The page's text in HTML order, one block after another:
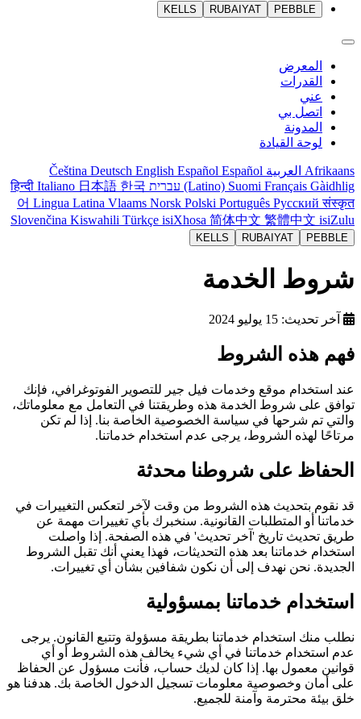
PEBBLE
RUBAIYAT
KELLS
المعرض
القدرات
عني
اتصل بي
المدونة
لوحة القيادة
Afrikaans العربية Čeština Deutsch English Español Español
(Latino) Suomi Français Gàidhlig עברית हिन्दी Italiano 日本語 한국
어 Lingua Latina Vlaams Norsk Polski Português Русскийसंस्कृत
Slovenčina Kiswahili Türkçe isiXhosa 简体中文 繁體中文 isiZulu
PEBBLE
RUBAIYAT
KELLS
شروط الخدمة
آخر تحديث: 15 يوليو 2024
فهم هذه الشروط
عند استخدام موقع وخدمات فيل جير للتصوير الفوتوغرافي، فإنك
توافق على شروط الخدمة هذه وطريقتنا في التعامل مع معلوماتك،
والتي تم شرحها في سياسة الخصوصية الخاصة بنا. إذا لم تكن
مرتاحًا لهذه الشروط، يرجى عدم استخدام خدماتنا.
الحفاظ على شروطنا محدثة
قد نقوم بتحديث هذه الشروط من وقت لآخر لتعكس التغييرات في
خدماتنا أو المتطلبات القانونية. سنخبرك بأي تغييرات مهمة عن
طريق تحديث تاريخ 'آخر تحديث' في هذه الصفحة. إذا واصلت
استخدام خدماتنا بعد هذه التحديثات، فهذا يعني أنك تقبل الشروط
الجديدة. نحن نهدف إلى أن نكون شفافين بشأن أي تغييرات.
استخدام خدماتنا بمسؤولية
نطلب منك استخدام خدماتنا بطريقة مسؤولة وتتبع القانون. يرجى
عدم استخدام خدماتنا في أي شيء يخالف هذه الشروط أو أي
قوانين معمول بها. إذا كان لديك حساب، فأنت مسؤول عن الحفاظ
على أمان وخصوصية معلومات تسجيل الدخول الخاصة بك. هدفنا هو
خلق بيئة محترمة وآمنة للجميع.